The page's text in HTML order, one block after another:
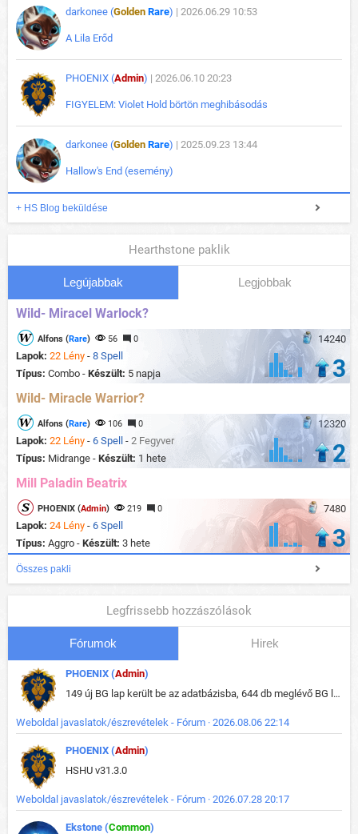
darkonee (Golden Rare) | 2026.06.29 10:53
A Lila Erőd
PHOENIX (Admin) | 2026.06.10 20:23
FIGYELEM: Violet Hold börtön meghibásodás
darkonee (Golden Rare) | 2025.09.23 13:44
Hallow's End (esemény)
+ HS Blog beküldése
Hearthstone paklik
Legújabbak Legjobbak
Wild- Miracel Warlock?
14240
Alfons (Rare) 56 0
Lapok: 22 Lény - 8 Spell
Típus: Combo - Készült: 5 napja 3
Wild- Miracle Warrior?
12320
Alfons (Rare) 106 0
Lapok: 22 Lény - 6 Spell - 2 Fegyver
Típus: Midrange - Készült: 1 hete 2
Mill Paladin Beatrix
7480
PHOENIX (Admin) 219 0
Lapok: 24 Lény - 6 Spell
Típus: Aggro - Készült: 3 hete 3
Összes pakli
Legfrissebb hozzászólások
Fórumok Hirek
PHOENIX (Admin)
149 új BG lap került be az adatbázisba, 644 db meglévő BG lap módosult, bekerültek az új képek a megváltozott lapokhoz is.
Weboldal javaslatok/észrevételek - Fórum · 2026.08.06 22:14
PHOENIX (Admin)
HSHU v31.3.0
Weboldal javaslatok/észrevételek - Fórum · 2026.07.28 20:17
Ekstone (Common)